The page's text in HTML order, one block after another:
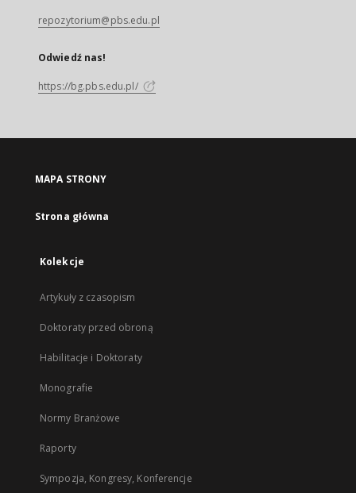
repozytorium@pbs.edu.pl
Odwiedź nas!
https://bg.pbs.edu.pl/
MAPA STRONY
Strona główna
Kolekcje
Artykuły z czasopism
Doktoraty przed obroną
Habilitacje i Doktoraty
Monografie
Normy Branżowe
Raporty
Sympozja, Kongresy, Konferencje